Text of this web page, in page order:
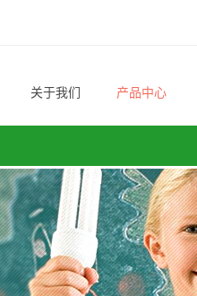
关于我们 产品中心